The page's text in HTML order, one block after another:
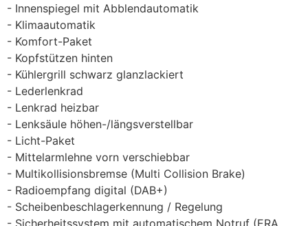
Innenspiegel mit Abblendautomatik
Klimaautomatik
Komfort-Paket
Kopfstützen hinten
Kühlergrill schwarz glanzlackiert
Lederlenkrad
Lenkrad heizbar
Lenksäule höhen-/längsverstellbar
Licht-Paket
Mittelarmlehne vorn verschiebbar
Multikollisionsbremse (Multi Collision Brake)
Radioempfang digital (DAB+)
Scheibenbeschlagerkennung / Regelung
Sicherheitssystem mit automatischem Notruf (ERA